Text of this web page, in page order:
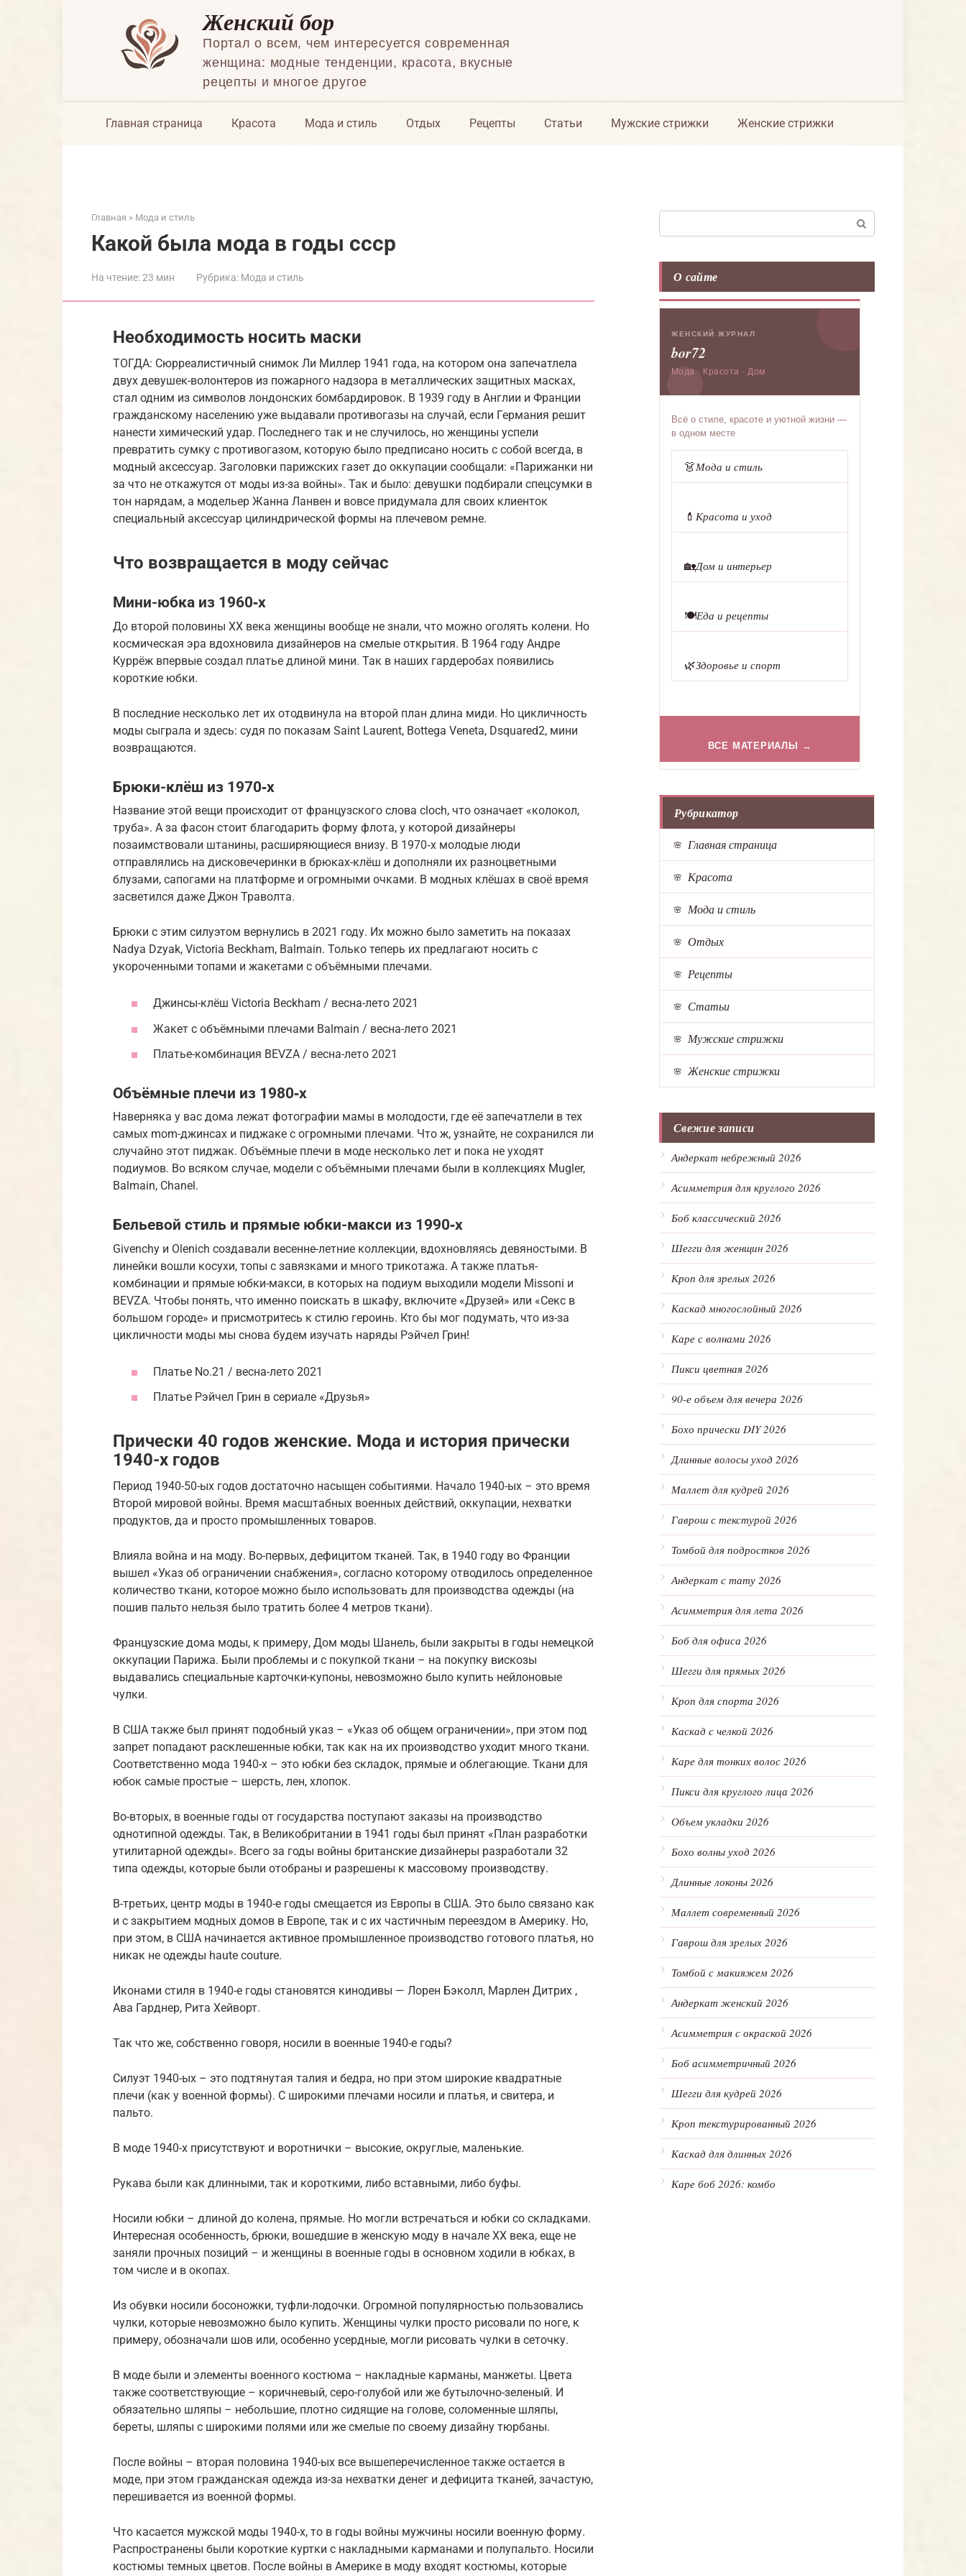
Женский бор
Портал о всем, чем интересуется современная
женщина: модные тенденции, красота, вкусные
рецепты и многое другое
Главная страница Красота Мода и стиль Отдых Рецепты Статьи Мужские стрижки Женские стрижки
Главная » Мода и стиль
Какой была мода в годы ссср
На чтение:23 мин Рубрика: Мода и стиль
Необходимость носить маски
ТОГДА: Сюрреалистичный снимок Ли Миллер 1941 года, на котором она запечатлела
двух девушек-волонтеров из пожарного надзора в металлических защитных масках,
стал одним из символов лондонских бомбардировок. В 1939 году в Англии и Франции
гражданскому населению уже выдавали противогазы на случай, если Германия решит
нанести химический удар. Последнего так и не случилось, но женщины успели
превратить сумку с противогазом, которую было предписано носить с собой всегда, в
модный аксессуар. Заголовки парижских газет до оккупации сообщали: «Парижанки ни
за что не откажутся от моды из-за войны». Так и было: девушки подбирали спецсумки в
тон нарядам, а модельер Жанна Ланвен и вовсе придумала для своих клиенток
специальный аксессуар цилиндрической формы на плечевом ремне.
Что возвращается в моду сейчас
Мини-юбка из 1960‑х
До второй половины XX века женщины вообще не знали, что можно оголять колени. Но
космическая эра вдохновила дизайнеров на смелые открытия. В 1964 году Андре
Куррёж впервые создал платье длиной мини. Так в наших гардеробах появились
короткие юбки.
В последние несколько лет их отодвинула на второй план длина миди. Но цикличность
моды сыграла и здесь: судя по показам Saint Lau­rent, Bot­te­ga Vene­ta, Dsquared2, мини
возвращаются.
Брюки-клёш из 1970‑х
Название этой вещи происходит от французского слова cloch, что означает «колокол,
труба». А за фасон стоит благодарить форму флота, у которой дизайнеры
позаимствовали штанины, расширяющиеся внизу. В 1970‑х молодые люди
отправлялись на дисковечеринки в брюках-клёш и дополняли их разноцветными
блузами, сапогами на платформе и огромными очками. В модных клёшах в своё время
засветился даже Джон Траволта.
Брюки с этим силуэтом вернулись в 2021 году. Их можно было заметить на показах
Nadya Dzyak, Vic­to­ria Beck­ham, Bal­main. Только теперь их предлагают носить с
укороченными топами и жакетами с объёмными плечами.
Джинсы-клёш Vic­to­ria Beck­ham / весна-лето 2021
Жакет с объёмными плечами Bal­main / весна-лето 2021
Платье-комбинация BEVZA / весна-лето 2021
Объёмные плечи из 1980‑х
Наверняка у вас дома лежат фотографии мамы в молодости, где её запечатлели в тех
самых mom-джинсах и пиджаке с огромными плечами. Что ж, узнайте, не сохранился ли
случайно этот пиджак. Объёмные плечи в моде несколько лет и пока не уходят
подиумов. Во всяком случае, модели с объёмными плечами были в коллекциях Mugler,
Bal­main, Chanel.
Бельевой стиль и прямые юбки-макси из 1990‑х
Givenchy и Olenich создавали весенне-летние коллекции, вдохновляясь девяностыми. В
линейки вошли косухи, топы с завязками и много трикотажа. А также платья-
комбинации и прямые юбки-макси, в которых на подиум выходили модели Mis­soni и
BEVZA. Чтобы понять, что именно поискать в шкафу, включите «Друзей» или «Секс в
большом городе» и присмотритесь к стилю героинь. Кто бы мог подумать, что из-за
цикличности моды мы снова будем изучать наряды Рэйчел Грин!
Платье No.21 / весна-лето 2021
Платье Рэйчел Грин в сериале «Друзья»
Прически 40 годов женские. Мода и история прически
1940-х годов
Период 1940-50-ых годов достаточно насыщен событиями. Начало 1940-ых – это время
Второй мировой войны. Время масштабных военных действий, оккупации, нехватки
продуктов, да и просто промышленных товаров.
Влияла война и на моду. Во-первых, дефицитом тканей. Так, в 1940 году во Франции
вышел «Указ об ограничении снабжения», согласно которому отводилось определенное
количество ткани, которое можно было использовать для производства одежды (на
пошив пальто нельзя было тратить более 4 метров ткани).
Французские дома моды, к примеру, Дом моды Шанель, были закрыты в годы немецкой
оккупации Парижа. Были проблемы и с покупкой ткани – на покупку вискозы
выдавались специальные карточки-купоны, невозможно было купить нейлоновые
чулки.
В США также был принят подобный указ – «Указ об общем ограничении», при этом под
запрет попадают расклешенные юбки, так как на их производство уходит много ткани.
Соответственно мода 1940-х – это юбки без складок, прямые и облегающие. Ткани для
юбок самые простые – шерсть, лен, хлопок.
Во-вторых, в военные годы от государства поступают заказы на производство
однотипной одежды. Так, в Великобритании в 1941 годы был принят «План разработки
утилитарной одежды». Всего за годы войны британские дизайнеры разработали 32
типа одежды, которые были отобраны и разрешены к массовому производству.
В-третьих, центр моды в 1940-е годы смещается из Европы в США. Это было связано как
и с закрытием модных домов в Европе, так и с их частичным переездом в Америку. Но,
при этом, в США начинается активное промышленное производство готового платья, но
никак не одежды haute couture.
Иконами стиля в 1940-е годы становятся кинодивы — Лорен Бэколл, Марлен Дитрих ,
Ава Гарднер, Рита Хейворт.
Так что же, собственно говоря, носили в военные 1940-е годы?
Силуэт 1940-ых – это подтянутая талия и бедра, но при этом широкие квадратные
плечи (как у военной формы). С широкими плечами носили и платья, и свитера, и
пальто.
В моде 1940-х присутствуют и воротнички – высокие, округлые, маленькие.
Рукава были как длинными, так и короткими, либо вставными, либо буфы.
Носили юбки – длиной до колена, прямые. Но могли встречаться и юбки со складками.
Интересная особенность, брюки, вошедшие в женскую моду в начале ХХ века, еще не
заняли прочных позиций – и женщины в военные годы в основном ходили в юбках, в
том числе и в окопах.
Из обувки носили босоножки, туфли-лодочки. Огромной популярностью пользовались
чулки, которые невозможно было купить. Женщины чулки просто рисовали по ноге, к
примеру, обозначали шов или, особенно усердные, могли рисовать чулки в сеточку.
В моде были и элементы военного костюма – накладные карманы, манжеты. Цвета
также соответствующие – коричневый, серо-голубой или же бутылочно-зеленый. И
обязательно шляпы – небольшие, плотно сидящие на голове, соломенные шляпы,
береты, шляпы с широкими полями или же смелые по своему дизайну тюрбаны.
После войны – вторая половина 1940-ых все вышеперечисленное также остается в
моде, при этом гражданская одежда из-за нехватки денег и дефицита тканей, зачастую,
перешивается из военной формы.
Что касается мужской моды 1940-х, то в годы войны мужчины носили военную форму.
Распространены были короткие куртки с накладными карманами и полупальто. Носили
костюмы темных цветов. После войны в Америке в моду входят костюмы, которые
О сайте
ЖЕНСКИЙ ЖУРНАЛ
bor72
Мода · Красота · Дом
Всё о стиле, красоте и уютной жизни —
в одном месте
👗Мода и стиль
💄 Красота и уход
🏡Дом и интерьер
🍽️Еда и рецепты
🌿Здоровье и спорт
ВСЕ МАТЕРИАЛЫ →
Рубрикатор
Главная страница
Красота
Мода и стиль
Отдых
Рецепты
Статьи
Мужские стрижки
Женские стрижки
Свежие записи
Андеркат небрежный 2026
Асимметрия для круглого 2026
Боб классический 2026
Шегги для женщин 2026
Кроп для зрелых 2026
Каскад многослойный 2026
Каре с волнами 2026
Пикси цветная 2026
90-е объем для вечера 2026
Бохо прически DIY 2026
Длинные волосы уход 2026
Маллет для кудрей 2026
Гаврош с текстурой 2026
Томбой для подростков 2026
Андеркат с тату 2026
Асимметрия для лета 2026
Боб для офиса 2026
Шегги для прямых 2026
Кроп для спорта 2026
Каскад с челкой 2026
Каре для тонких волос 2026
Пикси для круглого лица 2026
Объем укладки 2026
Бохо волны уход 2026
Длинные локоны 2026
Маллет современный 2026
Гаврош для зрелых 2026
Томбой с макияжем 2026
Андеркат женский 2026
Асимметрия с окраской 2026
Боб асимметричный 2026
Шегги для кудрей 2026
Кроп текстурированный 2026
Каскад для длинных 2026
Каре боб 2026: комбо